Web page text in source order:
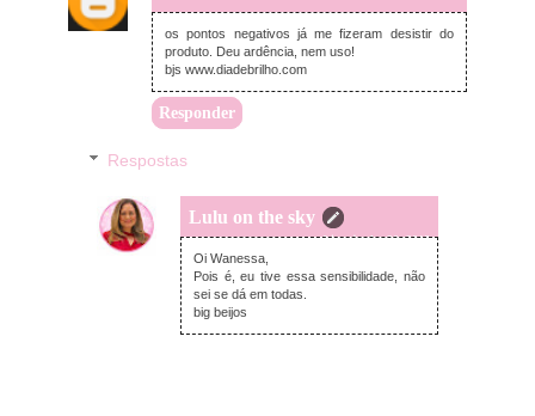
os pontos negativos já me fizeram desistir do
produto. Deu ardência, nem uso!
bjs www.diadebrilho.com
Responder
Respostas
Lulu on the sky
quarta-feira, junho 20, 2018
Oi Wanessa,
Pois é, eu tive essa sensibilidade, não
sei se dá em todas.
big beijos